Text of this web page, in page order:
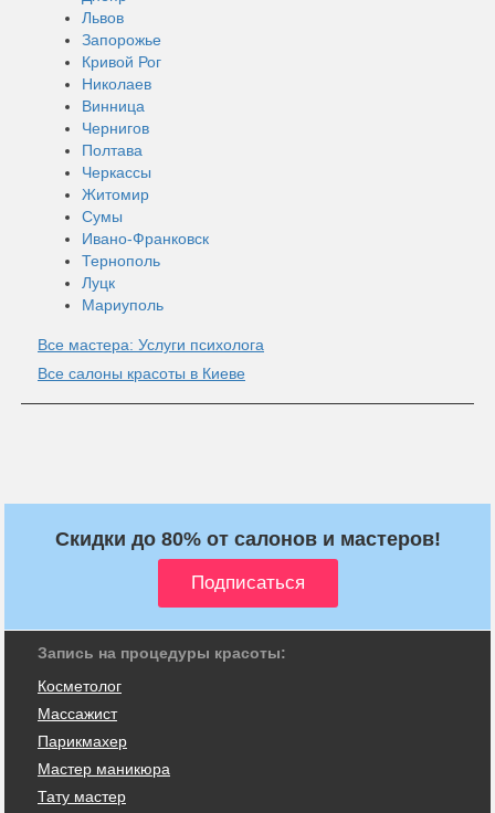
Львов
Запорожье
Кривой Рог
Николаев
Винница
Чернигов
Полтава
Черкассы
Житомир
Сумы
Ивано-Франковск
Тернополь
Луцк
Мариуполь
Все мастера: Услуги психолога
Все салоны красоты в Киеве
Скидки до 80% от салонов и мастеров!
Запись на процедуры красоты:
Косметолог
Массажист
Парикмахер
Мастер маникюра
Тату мастер